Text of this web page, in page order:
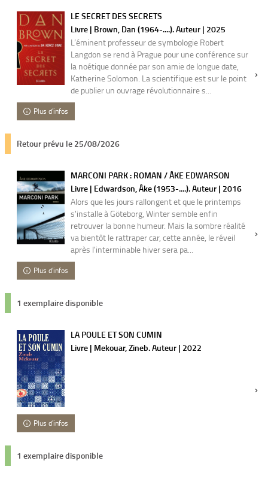
LE SECRET DES SECRETS
Livre | Brown, Dan (1964-....). Auteur | 2025
L’éminent professeur de symbologie Robert
Langdon se rend à Prague pour une conférence sur
la noétique donnée par son amie de longue date,
Katherine Solomon. La scientifique est sur le point
de publier un ouvrage révolutionnaire s...
Plus d'infos
Retour prévu le 25/08/2026
MARCONI PARK : ROMAN / ÅKE EDWARSON
Livre | Edwardson, Åke (1953-....). Auteur | 2016
Alors que les jours rallongent et que le printemps
s'installe à Göteborg, Winter semble enfin
retrouver la bonne humeur. Mais la sombre réalité
va bientôt le rattraper car, cette année, le réveil
après l'interminable hiver sera pa...
Plus d'infos
1 exemplaire disponible
LA POULE ET SON CUMIN
Livre | Mekouar, Zineb. Auteur | 2022
Plus d'infos
1 exemplaire disponible